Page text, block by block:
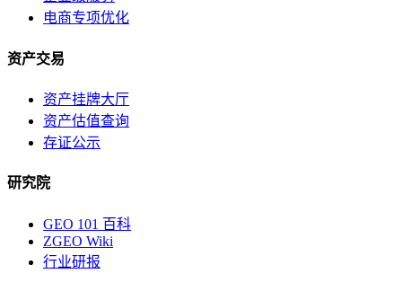
电商专项优化
资产交易
资产挂牌大厅
资产估值查询
存证公示
研究院
GEO 101 百科
ZGEO Wiki
行业研报